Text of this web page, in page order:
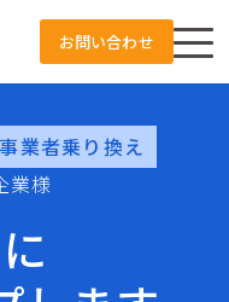
お問い合わせ
事業者乗り換え
業様